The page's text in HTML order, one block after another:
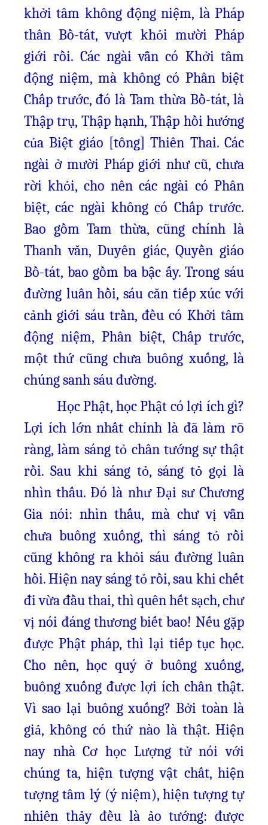
khởi tâm không động niệm, là Pháp
thân Bồ-tát, vượt khỏi mười Pháp
giới rồi. Các ngài vẫn có Khởi tâm
động niệm, mà không có Phân biệt
Chấp trước, đó là Tam thừa Bồ-tát, là
Thập trụ, Thập hạnh, Thập hồi hướng
của Biệt giáo [tông] Thiên Thai. Các
ngài ở mười Pháp giới như cũ, chưa
rời khỏi, cho nên các ngài có Phân
biệt, các ngài không có Chấp trước.
Bao gồm Tam thừa, cũng chính là
Thanh văn, Duyên giác, Quyền giáo
Bồ-tát, bao gồm ba bậc ấy. Trong sáu
đường luân hồi, sáu căn tiếp xúc với
cảnh giới sáu trần, đều có Khởi tâm
động niệm, Phân biệt, Chấp trước,
một thứ cũng chưa buông xuống, là
chúng sanh sáu đường.
Học Phật, học Phật có lợi ích gì?
Lợi ích lớn nhất chính là đã làm rõ
ràng, làm sáng tỏ chân tướng sự thật
rồi. Sau khi sáng tỏ, sáng tỏ gọi là
nhìn thấu. Đó là như Đại sư Chương
Gia nói: nhìn thấu, mà chư vị vẫn
chưa buông xuống, thì sáng tỏ rồi
cũng không ra khỏi sáu đường luân
hồi. Hiện nay sáng tỏ rồi, sau khi chết
đi vừa đầu thai, thì quên hết sạch, chư
vị nói đáng thương biết bao! Nếu gặp
được Phật pháp, thì lại tiếp tục học.
Cho nên, học quý ở buông xuống,
buông xuống được lợi ích chân thật.
Vì sao lại buông xuống? Bởi toàn là
giả, không có thứ nào là thật. Hiện
nay nhà Cơ học Lượng tử nói với
chúng ta, hiện tượng vật chất, hiện
tượng tâm lý (ý niệm), hiện tượng tự
nhiên thảy đều là ảo tướng: được